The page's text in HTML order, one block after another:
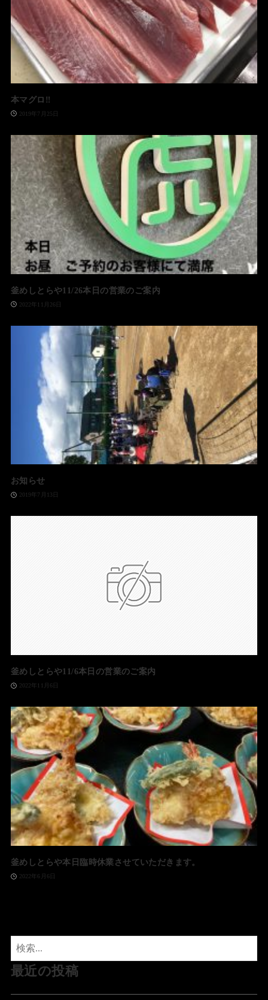
本マグロ‼️
2019年7月25日
釜めしとらや11/26本日の営業のご案内
2022年11月26日
お知らせ
2019年7月13日
釜めしとらや11/6本日の営業のご案内
2022年11月6日
釜めしとらや本日臨時休業させていただきます。
2022年6月6日
最近の投稿